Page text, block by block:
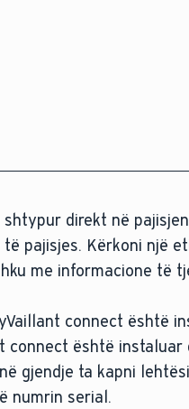
direkt në
pajisjes. Kërkoni një
me informacione të
connect është
connect është instaluar
gjendje ta kapni
numrin serial.